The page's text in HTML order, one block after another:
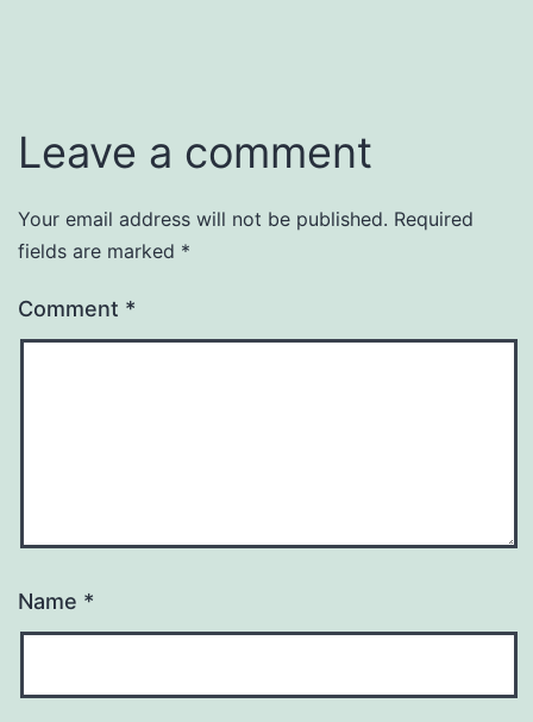
Leave a comment
Your email address will not be published. Required
fields are marked *
Comment *
Name *